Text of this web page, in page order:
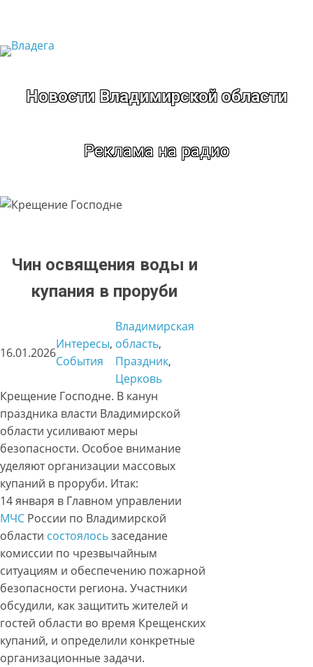
содержимому
Новости Владимирской области
Реклама на радио
Чин освящения воды и
купания в проруби
16.01.2026
Интересы
События
Владимирская
область
Праздник
Церковь
Крещение Господне. В канун
праздника власти Владимирской
области усиливают меры
безопасности. Особое внимание
уделяют организации массовых
купаний в проруби. Итак:
14 января в Главном управлении
МЧС России по Владимирской
области состоялосьзаседание
комиссии по чрезвычайным
ситуациям и обеспечению пожарной
безопасности региона. Участники
обсудили, как защитить жителей и
гостей области во время Крещенских
купаний, и определили конкретные
организационные задачи.